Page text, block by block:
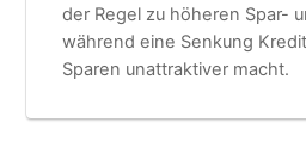
der Regel zu höheren Spar-
während eine Senkung
Sparen unattraktiver macht.